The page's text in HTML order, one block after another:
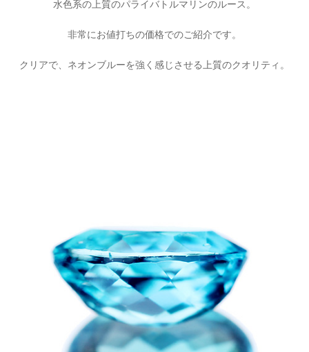
水色系の上質のパライバトルマリンのルース。
非常にお値打ちの価格でのご紹介です。
クリアで、ネオンブルーを強く感じさせる上質のクオリティ。